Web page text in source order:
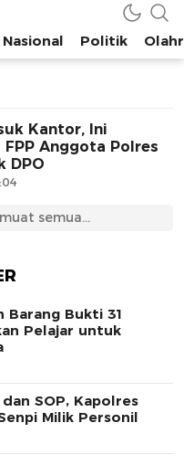
dan Cerita Kota
Nasional Politik
Kantor, Ini
Anggota Polres
DPO
semua...
Barang Bukti 31
Pelajar untuk
SOP, Kapolres
Milik Personil